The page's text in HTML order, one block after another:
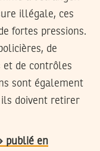
illégale, ces
fortes pressions.
de
de contrôles
sont également
ils doivent retirer
publié en